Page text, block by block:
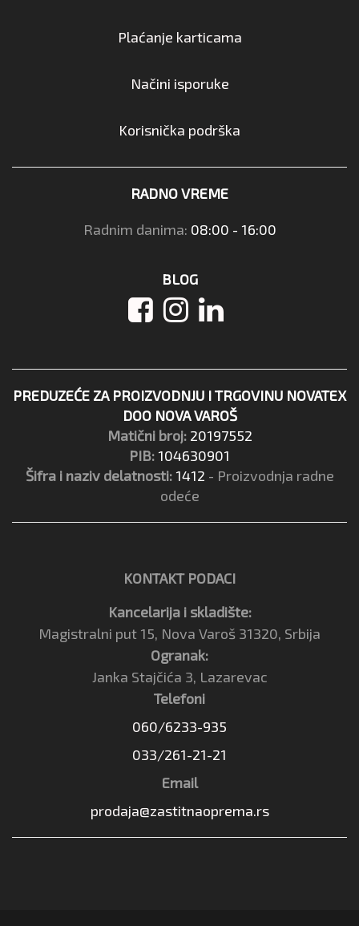
Plaćanje karticama
Načini isporuke
Korisnička podrška
RADNO VREME
Radnim danima: 08:00 - 16:00
BLOG
PREDUZEĆE ZA PROIZVODNJU I TRGOVINU NOVATEX
DOO NOVA VAROŠ
Matični broj: 20197552
PIB: 104630901
Šifra i naziv delatnosti: 1412 - Proizvodnja radne
odeće
KONTAKT PODACI
Kancelarija i skladište:
Magistralni put 15, Nova Varoš 31320, Srbija
Ogranak:
Janka Stajčića 3, Lazarevac
Telefoni
060/6233-935
033/261-21-21
Email
prodaja@zastitnaoprema.rs